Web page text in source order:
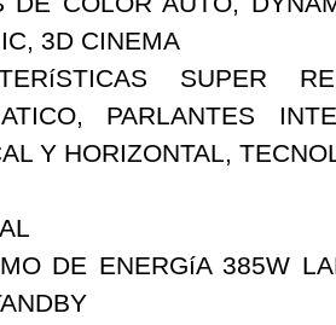
3D CINEMA
SUPER
PARLANTES
Y HORIZONTAL,
DE ENERGíA 385W